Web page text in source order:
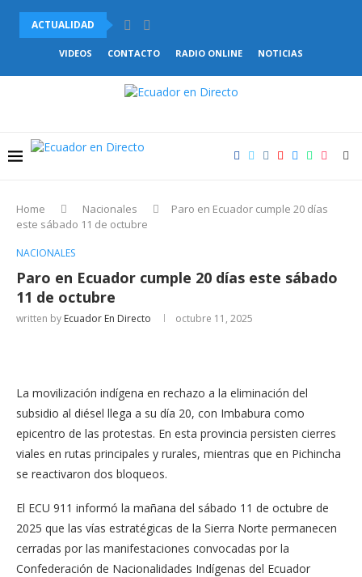
ACTUALIDAD
VENEZUELA Y CHILE ACUERDAN COMENZAR EL RESTABLECIMIENTO
VIDEOS CONTACTO RADIO ONLINE NOTICIAS
Home Nacionales
Paro en Ecuador cumple 20 días
este sábado 11 de octubre
NACIONALES
Paro en Ecuador cumple 20 días este sábado
11 de octubre
written by Ecuador En Directo octubre 11, 2025
La movilización indígena en rechazo a la eliminación del
subsidio al diésel llega a su día 20, con Imbabura como
epicentro de las protestas. En esta provincia persisten cierres
viales en rutas principales y rurales, mientras que en Pichincha
se reactivaron dos bloqueos.
El ECU 911 informó la mañana del sábado 11 de octubre de
2025 que las vías estratégicas de la Sierra Norte permanecen
cerradas por las manifestaciones convocadas por la
Confederación de Nacionalidades Indígenas del Ecuador